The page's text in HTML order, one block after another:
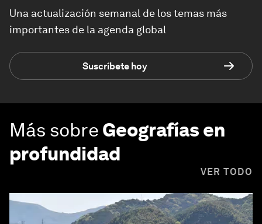
Una actualización semanal de los temas más
importantes de la agenda global
Suscríbete hoy
Más sobre Geografías en
profundidad
VER TODO